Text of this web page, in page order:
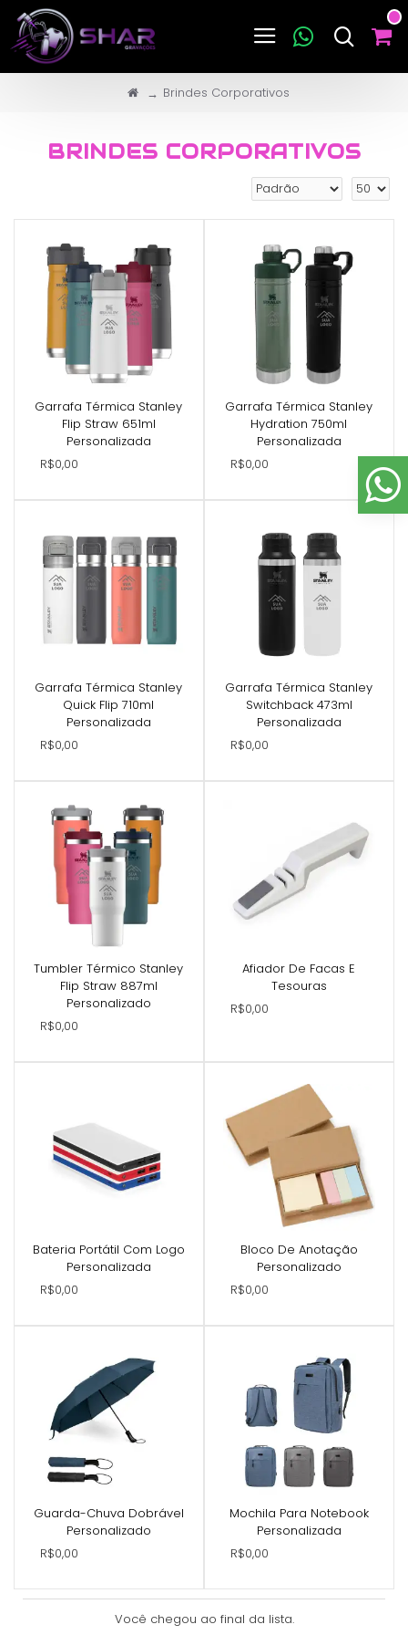
Brindes Corporativos
BRINDES CORPORATIVOS
Garrafa Térmica Stanley
Flip Straw 651ml
Personalizada
R$0,00
Garrafa Térmica Stanley
Hydration 750ml
Personalizada
R$0,00
Garrafa Térmica Stanley
Quick Flip 710ml
Personalizada
R$0,00
Garrafa Térmica Stanley
Switchback 473ml
Personalizada
R$0,00
Tumbler Térmico Stanley
Flip Straw 887ml
Personalizado
R$0,00
Afiador De Facas E
Tesouras
R$0,00
Bateria Portátil Com Logo
Personalizada
R$0,00
Bloco De Anotação
Personalizado
R$0,00
Guarda-Chuva Dobrável
Personalizado
R$0,00
Mochila Para Notebook
Personalizada
R$0,00
Você chegou ao final da lista.